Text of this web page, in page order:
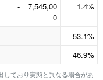
-
7,545,00
0
1.4%
53.1%
46.9%
しており実態と異なる場合があ